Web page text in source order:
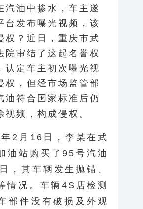
汽油中掺水，车主遂
台发布曝光视频，该
权？近日，重庆市武
院审结了这起名誉权
认定车主初次曝光视
权，但经市场监管部
油符合国家标准后仍
视频，构成侵权。
月16日，李某在武
油站购买了95号汽油
，其车辆发生抛锚、
情况。车辆4S店检测
部件没有破损及外观